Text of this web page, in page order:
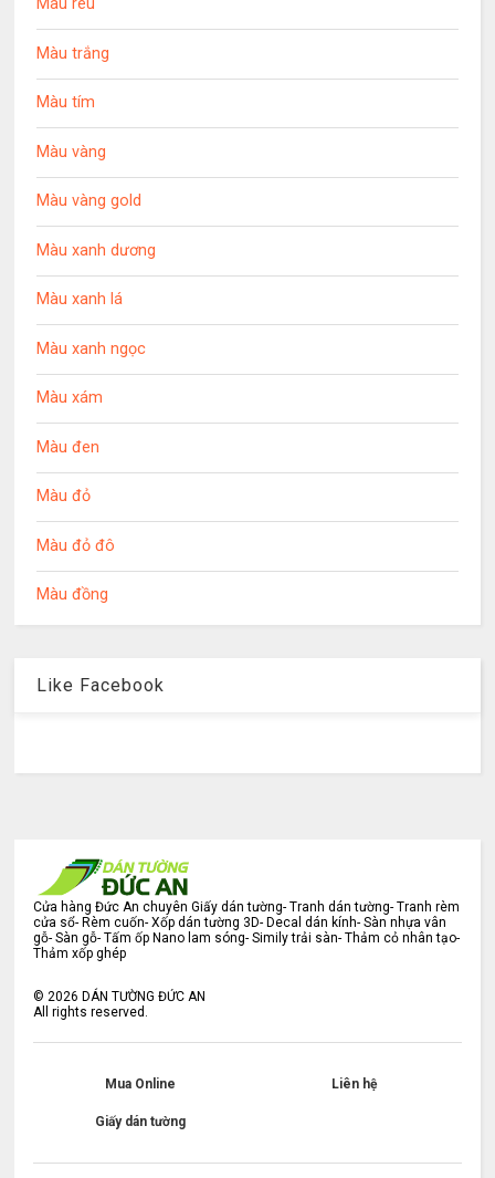
Màu rêu
Màu trắng
Màu tím
Màu vàng
Màu vàng gold
Màu xanh dương
Màu xanh lá
Màu xanh ngọc
Màu xám
Màu đen
Màu đỏ
Màu đỏ đô
Màu đồng
Like Facebook
Cửa hàng Đức An chuyên Giấy dán tường- Tranh dán tường- Tranh rèm
cửa sổ- Rèm cuốn- Xốp dán tường 3D- Decal dán kính- Sàn nhựa vân
gỗ- Sàn gỗ- Tấm ốp Nano lam sóng- Simily trải sàn- Thảm cỏ nhân tạo-
Thảm xốp ghép
©2026 DÁN TƯỜNG ĐỨC AN
All rights reserved.
Mua Online Liên hệ
Giấy dán tường